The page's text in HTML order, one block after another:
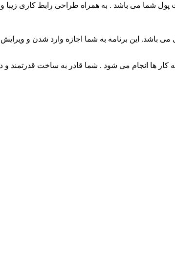
پول شما می باشد . به همراه طراحی رابط کاری